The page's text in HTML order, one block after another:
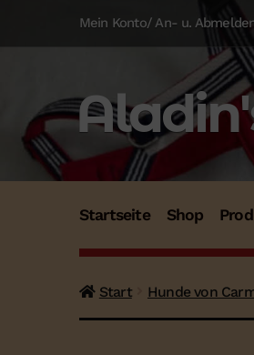
Mein Konto/ An- u.
Startseite Shop
Start Hunde von